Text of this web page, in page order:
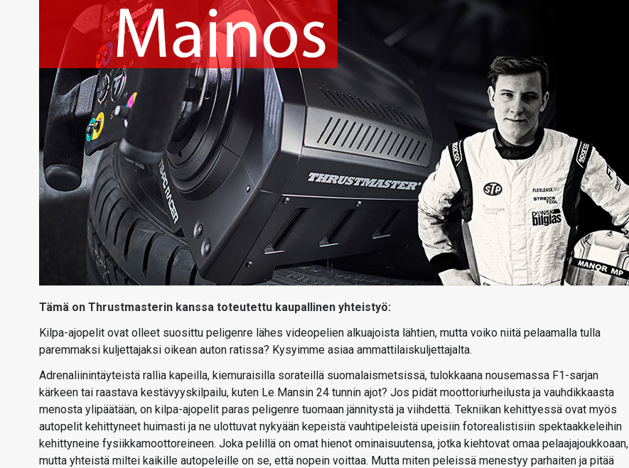
Tämä on Thrustmasterin kanssa toteutettu kaupallinen yhteistyö:
Kilpa-ajopelit ovat olleet suosittu peligenre lähes videopelien alkuajoista lähtien, mutta voiko niitä pelaamalla tulla
paremmaksi kuljettajaksi oikean auton ratissa? Kysyimme asiaa ammattilaiskuljettajalta.
Adrenaliinintäyteistä rallia kapeilla, kiemuraisilla sorateillä suomalaismetsissä, tulokkaana nousemassa F1-sarjan
kärkeen tai raastava kestävyyskilpailu, kuten Le Mansin 24 tunnin ajot? Jos pidät moottoriurheilusta ja vauhdikkaasta
menosta ylipäätään, on kilpa-ajopelit paras peligenre tuomaan jännitystä ja viihdettä. Tekniikan kehittyessä ovat myös
autopelit kehittyneet huimasti ja ne ulottuvat nykyään kepeistä vauhtipeleistä upeisiin fotorealistisiin spektaakkeleihin
kehittyneine fysiikkamoottoreineen. Joka pelillä on omat hienot ominaisuutensa, jotka kiehtovat omaa pelaajajoukkoaan,
mutta yhteistä miltei kaikille autopeleille on se, että nopein voittaa. Mutta miten peleissä menestyy parhaiten ja pitää